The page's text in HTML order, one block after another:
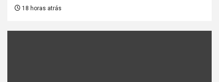
18 horas atrás